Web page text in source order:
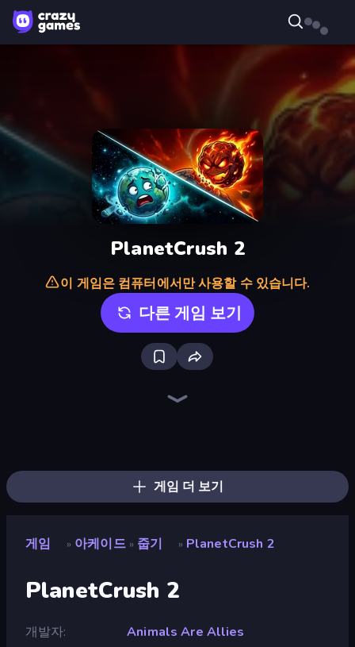
PlanetCrush 2
이 게임은 컴퓨터에서만 사용할 수 있습니다.
다른 게임 보기
게임 더 보기
게임 » 아케이드 » 줍기 » PlanetCrush 2
PlanetCrush 2
개발자
Animals Are Allies